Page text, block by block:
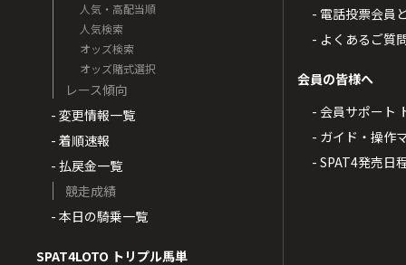
人気・高配当順
人気検索
オッズ検索
オッズ賭式選択
レース傾向
- 変更情報一覧
- 着順速報
- 払戻金一覧
競走成績
- 本日の騎乗一覧
SPAT4LOTO トリプル馬単
- 電話投票会員
- よくあるご質
会員の皆様へ
- 会員サポート
- ガイド・操作
- SPAT4発売日